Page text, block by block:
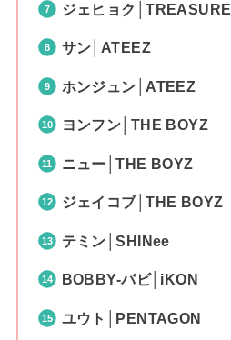
ジェヒョク│TREASURE
サン│ATEEZ
ホンジュン│ATEEZ
ヨンフン│THE BOYZ
ニュー│THE BOYZ
ジェイコブ│THE BOYZ
テミン│SHINee
BOBBY-バビ│iKON
ユウト│PENTAGON